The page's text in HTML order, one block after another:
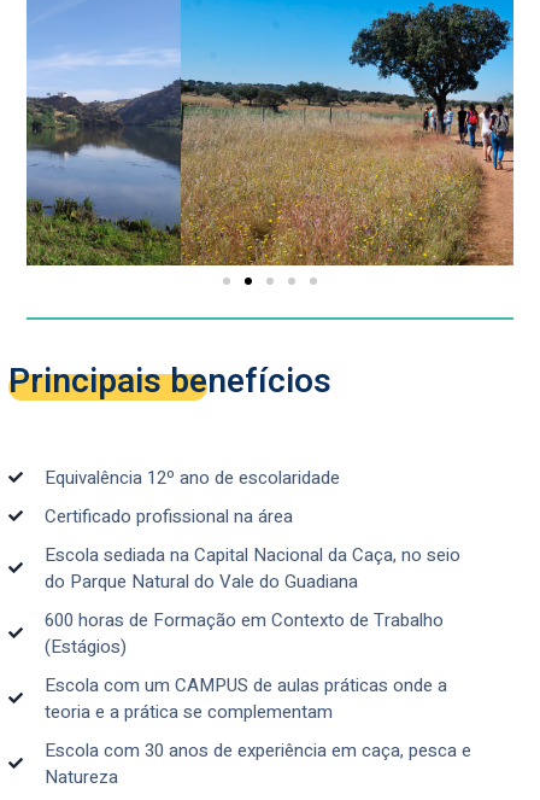
Principais benefícios
Equivalência 12º ano de escolaridade
Certificado profissional na área
Escola sediada na Capital Nacional da Caça, no seio
do Parque Natural do Vale do Guadiana
600 horas de Formação em Contexto de Trabalho
(Estágios)
Escola com um CAMPUS de aulas práticas onde a
teoria e a prática se complementam
Escola com 30 anos de experiência em caça, pesca e
Natureza